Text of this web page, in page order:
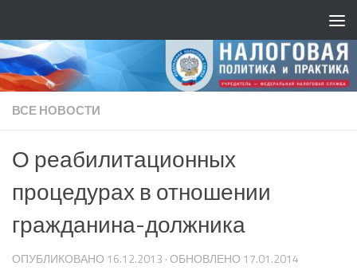
ВСЕ НОВОСТИ
О реабилитационных
процедурах в отношении
гражданина-должника
ОПУБЛИКОВАНО 16.12.2013 · ОБНОВЛЕНО 17.01.2014